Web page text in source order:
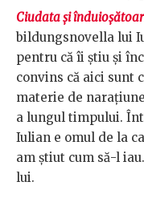
Ciudata şi
bildungsnovella lui
pentru că îi ştiu şi
convins că aici sunt
materie de
a lungul timpului.
Iulian e omul de la
am ştiut cum să-l
lui.